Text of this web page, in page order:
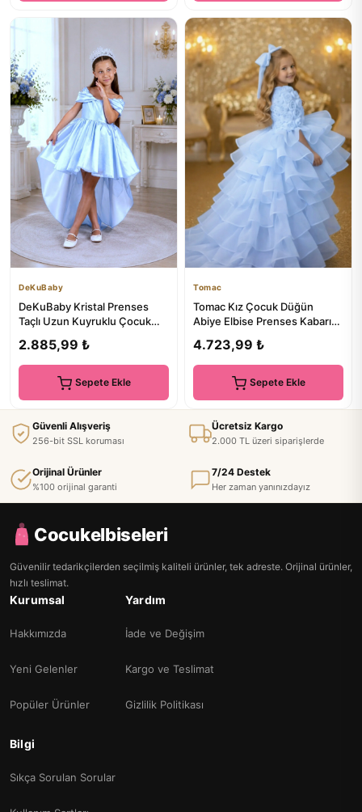
DeKuBaby
DeKuBaby Kristal Prenses
Taçlı Uzun Kuyruklu Çocuk
2.885,99 ₺
Sepete Ekle
Tomac
Tomac Kız Çocuk Düğün
Abiye Elbise Prenses Kabarık
4.723,99 ₺
Sepete Ekle
Güvenli Alışveriş
256-bit SSL koruması
Ücretsiz Kargo
2.000 TL üzeri siparişlerde
Orijinal Ürünler
%100 orijinal garanti
7/24 Destek
Her zaman yanınızdayız
Cocukelbiseleri
Güvenilir tedarikçilerden seçilmiş kaliteli ürünler, tek adreste. Orijinal ürünler,
hızlı teslimat.
Kurumsal
Hakkımızda
Yeni Gelenler
Popüler Ürünler
Yardım
İade ve Değişim
Kargo ve Teslimat
Gizlilik Politikası
Bilgi
Sıkça Sorulan Sorular